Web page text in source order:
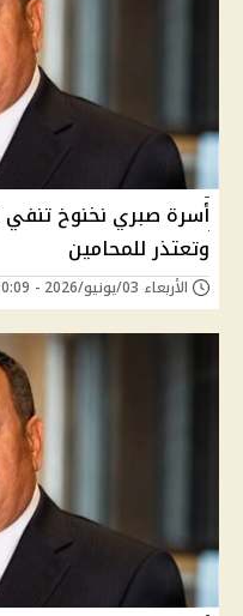
أسرة صبري نخنوخ
وتعتذر للمحامين
الأربعاء 03/يونيو/2026 - 10:09 م